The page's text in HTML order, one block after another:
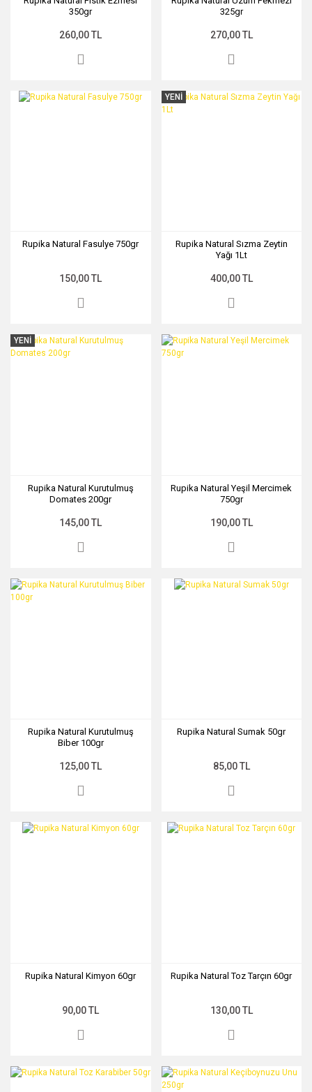
350gr
260,00 TL
325gr
270,00 TL
Rupika Natural Fasulye 750gr
150,00 TL
YENİ
Rupika Natural Sızma Zeytin
Yağı 1Lt
400,00 TL
YENİ
Rupika Natural Kurutulmuş
Domates 200gr
145,00 TL
Rupika Natural Yeşil Mercimek
750gr
190,00 TL
Rupika Natural Kurutulmuş
Biber 100gr
125,00 TL
Rupika Natural Sumak 50gr
85,00 TL
Rupika Natural Kimyon 60gr
90,00 TL
Rupika Natural Toz Tarçın 60gr
130,00 TL